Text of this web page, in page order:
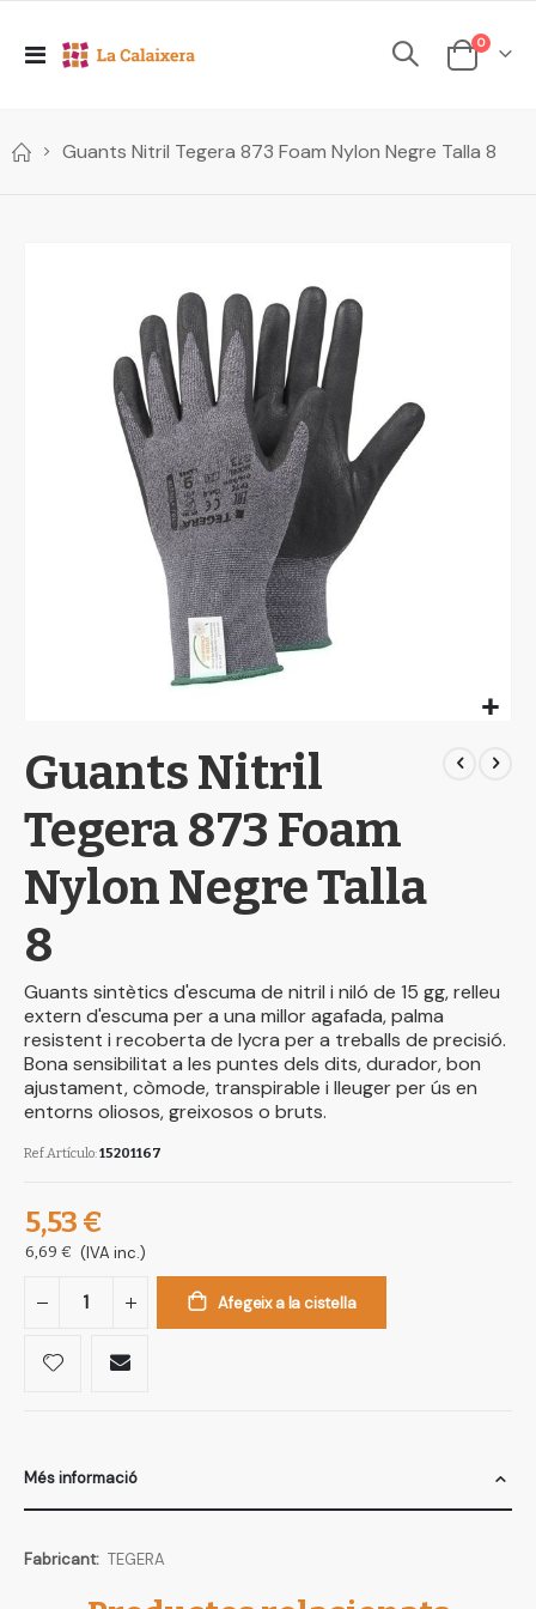
Toggle
Cesta
0elements
Guants Nitril Tegera 873 Foam Nylon Negre Talla 8
to
the
images
gallery
Guants Nitril
Tegera 873 Foam
Nylon Negre Talla
8
Guants sintètics d'escuma de nitril i niló de 15 gg, relleu
extern d'escuma per a una millor agafada, palma
resistent i recoberta de lycra per a treballs de precisió.
Bona sensibilitat a les puntes dels dits, durador, bon
ajustament, còmode, transpirable i lleuger per ús en
entorns oliosos, greixosos o bruts.
Ref.Artículo 15201167
5,53 €
6,69 € (IVA inc.)
Afegeix a la cistella
Més informació
Més
TEGERA